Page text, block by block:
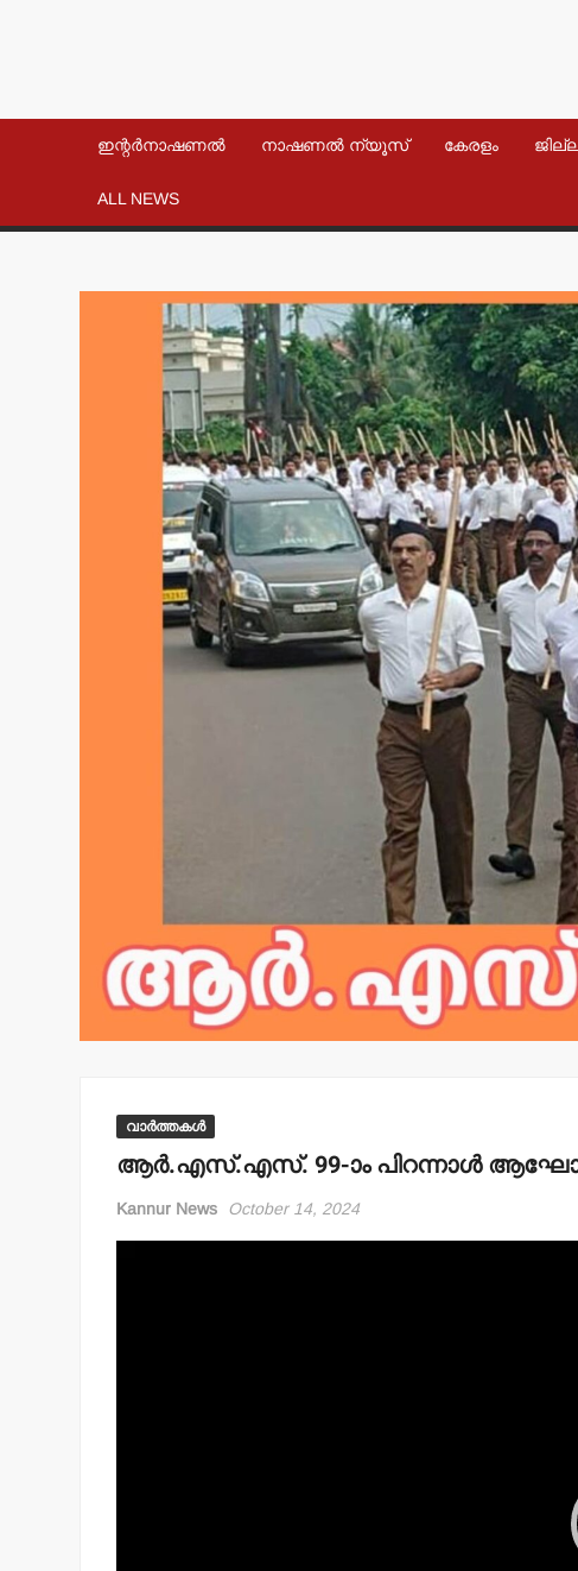
ഇന്റർനാഷണൽ നാഷണൽ ന്യൂസ് കേരളം
ALL NEWS
വാർത്തകൾ
ആര്‍.എസ്.എസ്. 99-ാം പിറന്നാള്‍
Kannur News October 14, 2024